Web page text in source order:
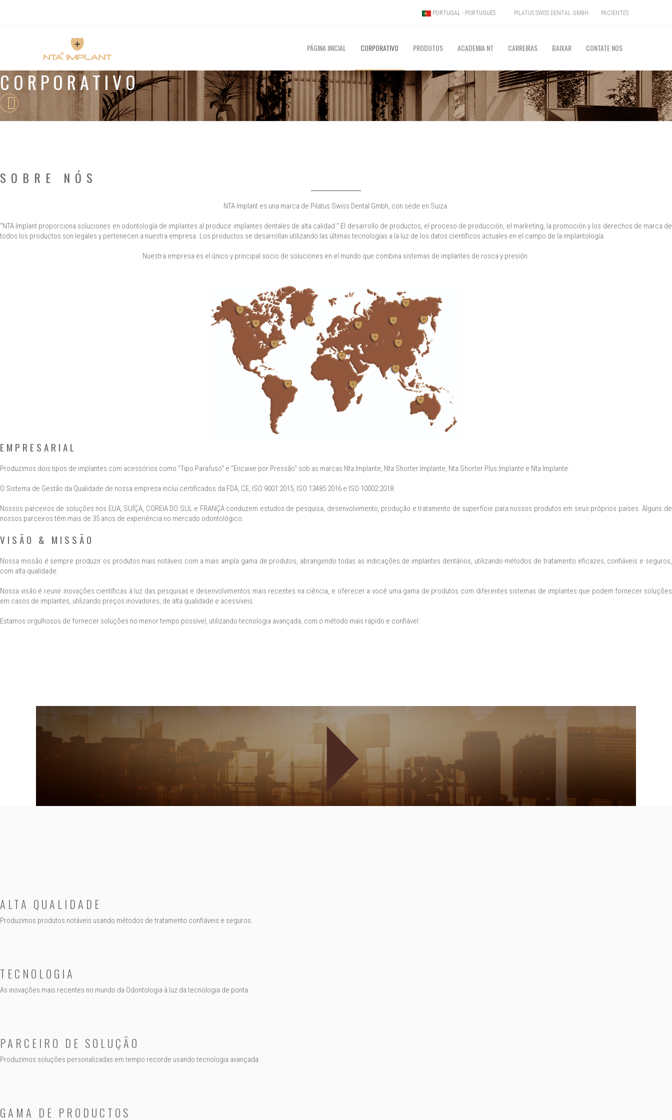
PACIENTES
PILATUS SWISS DENTAL GMBH
PORTUGAL - PORTUGUÊS
PÁGINA INICIAL CORPORATIVO PRODUTOS ACADEMIA NT CARREIRAS BAIXAR CONTATE NOS
CORPORATIVO
SOBRE NÓS
NTA Implant es una marca de Pilatus Swiss Dental Gmbh, con sede en Suiza.
"NTA Implant proporciona soluciones en odontología de implantes al producir implantes dentales de alta calidad." El desarrollo de productos, el proceso de producción, el marketing, la promoción y los derechos de marca de
todos los productos son legales y pertenecen a nuestra empresa. Los productos se desarrollan utilizando las últimas tecnologías a la luz de los datos científicos actuales en el campo de la implantología.
Nuestra empresa es el único y principal socio de soluciones en el mundo que combina sistemas de implantes de rosca y presión.
EMPRESARIAL
Produzimos dois tipos de implantes com acessórios como "Tipo Parafuso" e "Encaixe por Pressão" sob as marcas Nta Implante, Nta Shorter Implante, Nta Shorter Plus Implante e Nta Implante.
O Sistema de Gestão da Qualidade de nossa empresa inclui certificados da FDA, CE, ISO 9001:2015, ISO 13485:2016 e ISO 10002:2018.
Nossos parceiros de soluções nos EUA, SUÍÇA, COREIA DO SUL e FRANÇA conduzem estudos de pesquisa, desenvolvimento, produção e tratamento de superfície para nossos produtos em seus próprios países. Alguns de
nossos parceiros têm mais de 35 anos de experiência no mercado odontológico.
VISÃO & MISSÃO
Nossa missão é sempre produzir os produtos mais notáveis com a mais ampla gama de produtos, abrangendo todas as indicações de implantes dentários, utilizando métodos de tratamento eficazes, confiáveis e seguros,
com alta qualidade.
Nossa visão é reunir inovações científicas à luz das pesquisas e desenvolvimentos mais recentes na ciência, e oferecer a você uma gama de produtos com diferentes sistemas de implantes que podem fornecer soluções
em casos de implantes, utilizando preços inovadores, de alta qualidade e acessíveis.
Estamos orgulhosos de fornecer soluções no menor tempo possível, utilizando tecnologia avançada, com o método mais rápido e confiável.
ALTA QUALIDADE
Produzimos produtos notáveis usando métodos de tratamento confiáveis e seguros.
TECNOLOGIA
As inovações mais recentes no mundo da Odontologia à luz da tecnologia de ponta.
PARCEIRO DE SOLUÇÃO
Produzimos soluções personalizadas em tempo recorde usando tecnologia avançada.
GAMA DE PRODUCTOS